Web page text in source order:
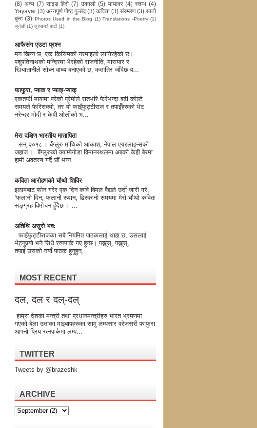
(8) अन्य (7) साइड हिरो (7) उकालो (5) यायावर (4) स्तम्भ (4)
Yayavar (3) अन्नपूर्ण पोष्ट फुर्सद (3) कविता (3) संस्मरण (3) सानो
कुरा (3) Photos Used in the Blog (1) Translations -Poetry (1)
जुनेली (1) सुरुङको बाटो (1)
आफैसंग एउटा प्रश्न
मन खिन्न छ, एक किसिमको नरमाइलो लागिरहेको छ।
पशुपतिनाथको मन्दिरमा भैरहेको राजनीति, मारामार र
खिचातानीले सोच्न वाध्य बनाएको छ, कतातिर जाँदैछ य...
फाफुरा, प्याक र प्याक्-प्याक्
एकतर्फी मायामा परेको प्रेमीले रातभरि फेरेभन्दा बढी कोल्टे
समयले फेरिसक्यो, तर यो फाइँफुट्टीराज र तपाईँहरुको भेट
नरेन्द्र मोदी र केपी ओलीको भ...
मेरा दक्षिण भारतीय मातापिता
सन् २०१८ । बैंग्लुरु माथिको आकाश, नेपाल एयरलाइन्सको
जहाज । बैंग्लुरुको क्याम्पेगोडा विमानस्थलमा अबको केही बेरमा
हामी अवतरण गर्दै छौं भन्न...
कविता आरोहणको चौथो शिविर
इलामबाट फोन गरेर एक दिन कवि विमल वैैद्यले उर्दी जारी गरे,
‘फलानो दिन, फलानोे स्थान, ढिस्कानो समयमा मेरो चौथो कविता
सङ्ग्रह विमोचन हुँदैैछ । ...
अतिथि असुरो भव:
फाइँफुट्टीराजका सबै नियमित पाठकलाई थाहा छ, उसलाई
भेट्नुपर्‍यो भने सिधै रत्नपार्क गए हुन्छ। पख्नूस्, पख्नूस्,
तपाईं उसको नयाँ पाठक हुनुहुन्...
MOST RECENT
दल, दल र दल्-दल्
हाम्रा देशका मन्त्री तथा प्रधानमन्त्रीहरु भारत भ्रमणमा
गएको बेला उताका माइबापहरुका सामु लम्पसार परेजसरी फाफुरा
आफ्नो प्रिय रत्नपार्कमा लम्प...
TWITTER
Tweets by @brazeshk
ARCHIVE